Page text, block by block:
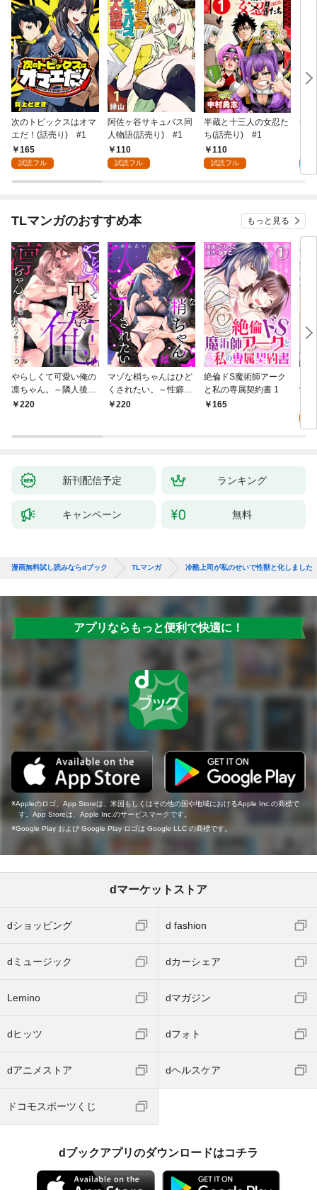
次のトピックスはオマ
エだ！(話売り) #1
165
試読フル
阿佐ヶ谷サキュバス同
人物語(話売り) #1
110
試読フル
半蔵と十三人の女忍た
ち(話売り) #1
110
試読フル
弱
TLマンガのおすすめ本 もっと見る
やらしくて可愛い俺の
凛ちゃん。～隣人後輩
くんのイキすぎた執着
220
マゾな梢ちゃんはひど
くされたい。～性癖マ
ッチした後輩と欲望の
220
絶倫ドS魔術師アーク
と私の専属契約書 1
165
愛
新刊配信予定 ランキング
キャンペーン 無料
漫画無料試し読みならdブック TLマンガ 冷酷上司が私のせいで性獣と化しました
アプリならもっと便利で快適に！
Appleのロゴ、App Storeは、米国もしくはその他の国や地域におけるApple Inc.の商標で
す。App Storeは、Apple Inc.のサービスマークです。
Google Play および Google Play ロゴは Google LLC の商標です。
dマーケットストア
dショッピング d fashion
dミュージック dカーシェア
Lemino dマガジン
dヒッツ dフォト
dアニメストア dヘルスケア
ドコモスポーツくじ
dブックアプリのダウンロードはコチラ